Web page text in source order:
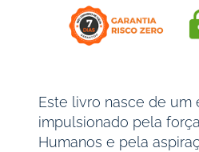
Este livro nasce de um
impulsionado pela
Humanos e pela